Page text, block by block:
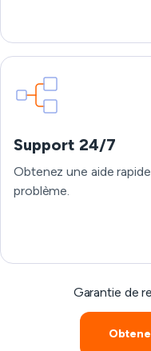
Support 24/7
Obtenez une aide
problème.
Garantie de